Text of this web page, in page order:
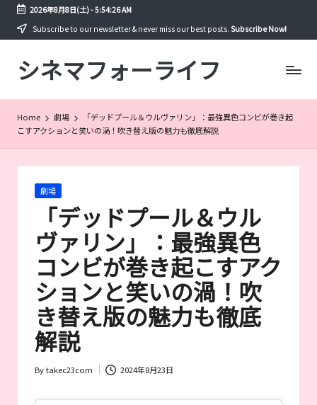
Skip
content
2026年8月8日(土)-5:54:26 AM
Subscribe to our newsletter & never miss our best posts. Subscribe Now!
シネマフォーライフ
映
画
ラ
Home 劇場
「デッドプール＆ウルヴァリン」：最強異色コンビが巻き起
こすアクションと笑いの渦！吹き替え版の魅力も徹底解説
Posted
劇場
「デッドプール＆ウル
ヴァリン」：最強異色
コンビが巻き起こすアク
ションと笑いの渦！吹
き替え版の魅力も徹底
解説
Posted
Bytakec23com 2024年8月23日